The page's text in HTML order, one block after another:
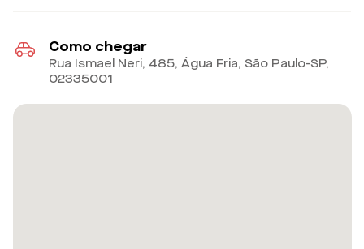
Como chegar
Rua Ismael Neri, 485, Água Fria, São Paulo-SP,
02335001